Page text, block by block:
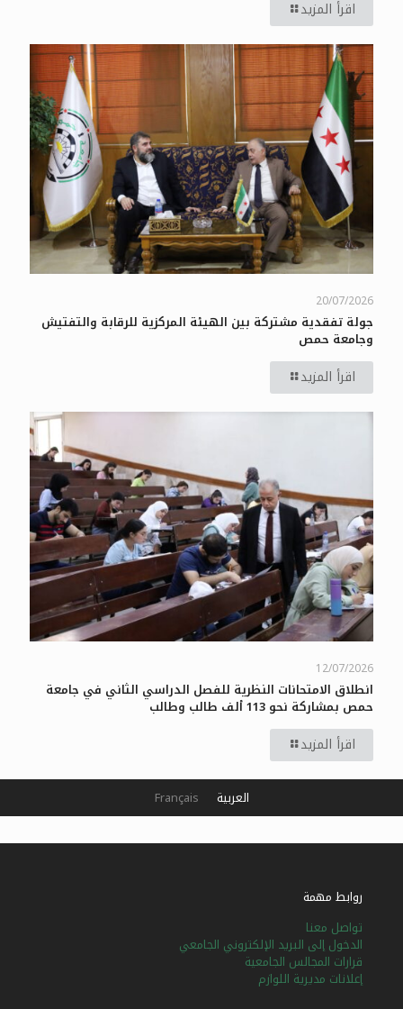
اقرأ المزيد
20/07/2026
جولة تفقدية مشتركة بين الهيئة المركزية للرقابة والتفتيش
وجامعة حمص
اقرأ المزيد
12/07/2026
انطلاق الامتحانات النظرية للفصل الدراسي الثاني في جامعة
حمص بمشاركة نحو 113 ألف طالب وطالب
اقرأ المزيد
روابط مهمة
تواصل معنا
الدخول إلى البريد الإلكتروني الجامعي
قرارات المجالس الجامعية
إعلانات مديرية اللوازم
العربية Français